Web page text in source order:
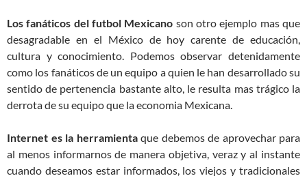
Los fanáticos del futbol Mexicano son otro ejemplo mas que
desagradable en el México de hoy carente de educación,
cultura y conocimiento. Podemos observar detenidamente
como los fanáticos de un equipo a quien le han desarrollado su
sentido de pertenencia bastante alto, le resulta mas trágico la
derrota de su equipo que la economia Mexicana.
Internet es la herramientaque debemos de aprovechar para
al menos informarnos de manera objetiva, veraz y al instante
cuando deseamos estar informados, los viejos y tradicionales